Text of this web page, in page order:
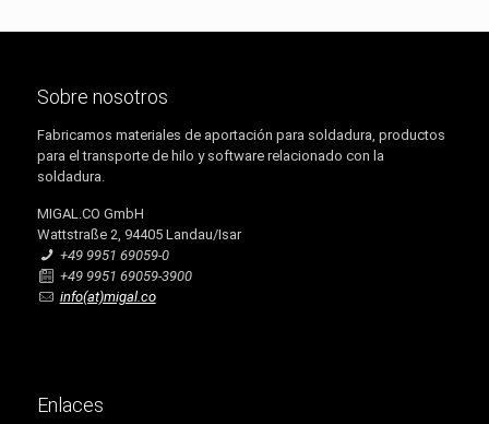
Sobre nosotros
Fabricamos materiales de aportación para soldadura, productos
para el transporte de hilo y software relacionado con la
soldadura.
MIGAL.CO GmbH
Wattstraße 2, 94405 Landau/Isar
+49 9951 69059-0
+49 9951 69059-3900
info(at)migal.co
Enlaces